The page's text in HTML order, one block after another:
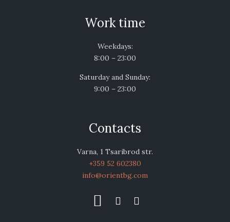
Work time
Weekdays:
8:00 – 23:00
Saturday and Sunday:
9:00 – 23:00
Contacts
Varna, 1 Tsaribrod str.
+359 52 602380
info@orientbg.com
  